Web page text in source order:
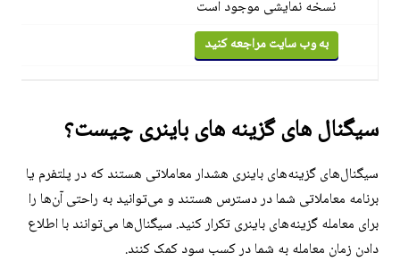
نسخه نمایشی موجود است
به وب سایت مراجعه کنید
سیگنال های گزینه های باینری چیست؟
سیگنال‌های گزینه‌های باینری هشدار معاملاتی هستند که در پلتفرم یا
برنامه معاملاتی شما در دسترس هستند و می‌توانید به راحتی آن‌ها را
برای معامله گزینه‌های باینری تکرار کنید. سیگنال‌ها می‌توانند با اطلاع
دادن زمان معامله به شما در کسب سود کمک کنند.